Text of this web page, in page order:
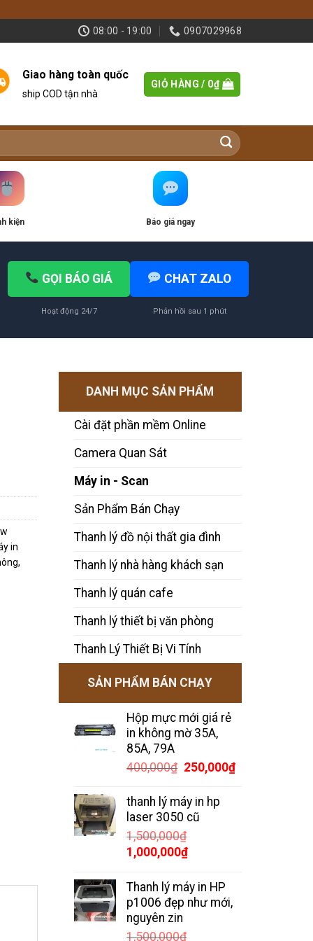
08:00 - 19:00 0907029968
Giao hàng toàn quốc
ship COD tận nhà
GIỎ HÀNG / 0₫
kiện Báo giá ngay
GỌI BÁO GIÁ
Hoạt động 24/7
CHAT ZALO
Phản hồi sau 1 phút
in
,
DANH MỤC SẢN PHẨM
Cài đặt phần mềm Online
Camera Quan Sát
Máy in - Scan
Sản Phẩm Bán Chạy
Thanh lý đồ nội thất gia đình
Thanh lý nhà hàng khách sạn
Thanh lý quán cafe
Thanh lý thiết bị văn phòng
Thanh Lý Thiết Bị Vi Tính
SẢN PHẨM BÁN CHẠY
Hộp mực mới giá rẻ
in không mờ 35A,
85A, 79A
400,000₫ Giá
là:
400,000₫.
250,000₫Giá
thanh lý máy in hp
laser 3050 cũ
1,500,000₫
Giá
là:
1,500,000₫.
1,000,000₫Giá
tại
là:
Thanh lý máy in HP
p1006 đẹp như mới,
nguyên zin
1,500,000₫